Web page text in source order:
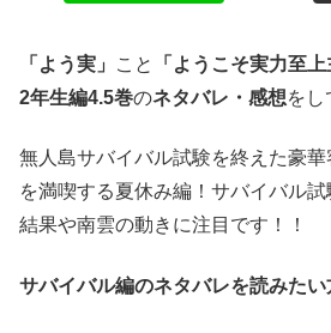
「よう実」 こと 「ようこそ実力至上
2年生編4.5巻のネタバレ・感想をし
無人島サバイバル試験を終えた豪
を満喫する夏休み編！サバイバル
結果や南雲の動きに注目です！！
サバイバル編のネタバレを読みたい